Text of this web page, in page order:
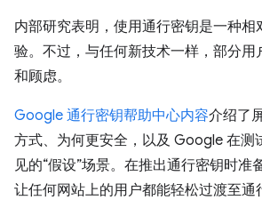
内部研究表明，使用通行密钥是一种相
验。不过，与任何新技术一样，部分用
和顾虑。
Google 通行密钥帮助中心内容介绍了
方式、为何更安全，以及 Google 在测
见的“假设”场景。在推出通行密钥时准
让任何网站上的用户都能轻松过渡至通